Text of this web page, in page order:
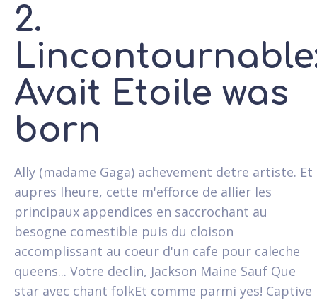
2.
Avait Etoile was
born
Ally (madame Gaga) achevement detre artiste. Et
aupres lheure, cette m'efforce de allier les
principaux appendices en saccrochant au
besogne comestible puis du cloison
accomplissant au coeur d'un cafe pour caleche
queens... Votre declin, Jackson Maine Sauf Que
star avec chant folkEt comme parmi yes! Captive